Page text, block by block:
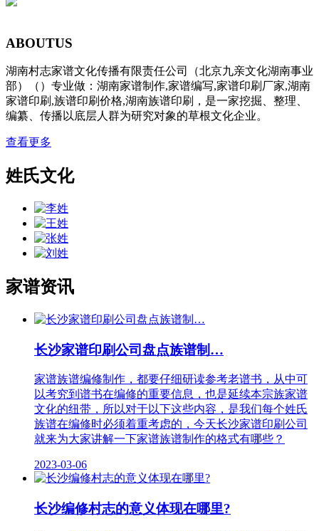
ABOUTUS
湖南村志家谱文化传播有限责任公司（北京九亲文化湖南事业
部）（）专业做：湖南家谱制作,家谱编写,家谱印刷厂家,湖南
家谱印刷,族谱印刷价格,湖南族谱印刷，是一家挖掘、整理、
编纂、传播以底层人群为研究对象的草根文化企业。
查看更多
姓氏文化
家谱资讯
长沙家​谱印刷公司盘点族谱制…
家谱族谱编修制作，都要仔细研读参考老谱书，从中可
以考究到谱书在编修的重要信息，也是延续本宗族家谱
文化的纽带，所以对于以下这些内容，是我们每个姓氏
族谱在编修时必须着重考虑的，今天长沙家​谱印刷公司
就来为大家讲解一下家谱族谱制作的格式有哪些？
2023-03-06
长沙编修村志的意义体现在哪里?